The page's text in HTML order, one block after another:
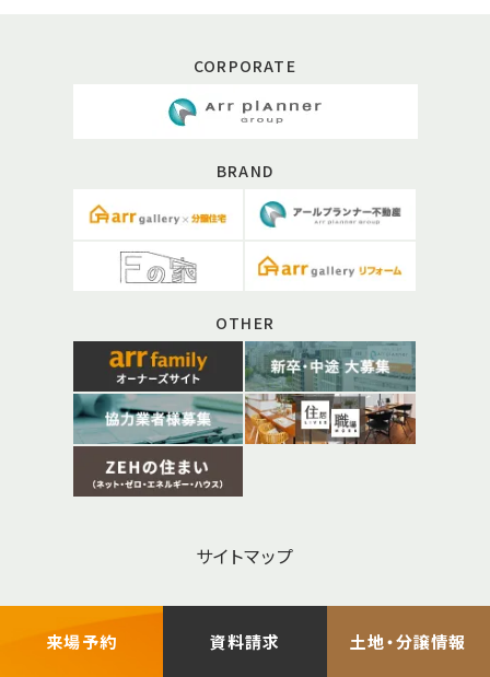
CORPORATE
BRAND
OTHER
サイトマップ
来場予約 資料請求 土地・分譲情報